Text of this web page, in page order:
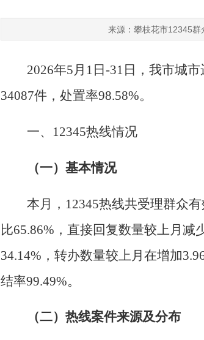
来源： 攀枝花市12345群
2026年5月 1 日 -31 日，我市城
34087件，处置率98.58%。
一、 12345热线情况
（一）基本情况
本月， 12345热线共受理群众
比65.86% ，直接回复数量较上月减
34.14% ，转办数量较上月在增加
结率99.49%。
（二）热线案件来源及分布